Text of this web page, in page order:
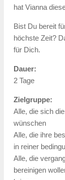
hat Vianna
Bist Du bereit
höchste Zeit?
für Dich.
Dauer:
2 Tage
Zielgruppe:
Alle, die sich
wünschen
Alle, die ihre
in reiner
Alle, die
bereinigen